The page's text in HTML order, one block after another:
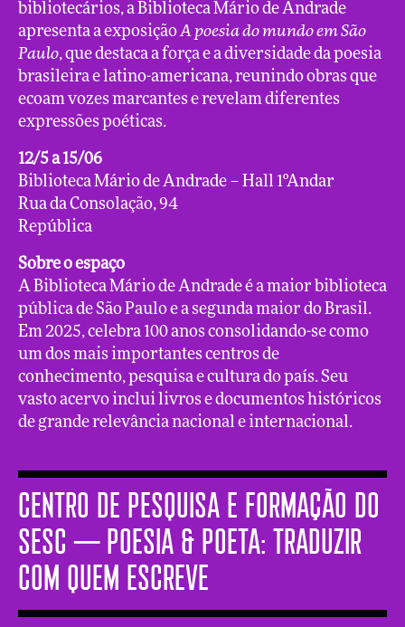
bibliotecários, a Biblioteca Mário de Andrade
apresenta a exposiçãoA poesia do mundo em São
Paulo, que destaca a força e a diversidade da poesia
brasileira e latino-americana, reunindo obras que
ecoam vozes marcantes e revelam diferentes
expressões poéticas.
12/5 a 15/06
Biblioteca Mário de Andrade – Hall 1ºAndar
Rua da Consolação, 94
República
Sobre o espaço
A Biblioteca Mário de Andrade é a maior biblioteca
pública de São Paulo e a segunda maior do Brasil.
Em 2025, celebra 100 anos consolidando-se como
um dos mais importantes centros de
conhecimento, pesquisa e cultura do país. Seu
vasto acervo inclui livros e documentos históricos
de grande relevância nacional e internacional.
CENTRO DE PESQUISA E FORMAÇÃO DO
SESC ─ Poesia & poeta: traduzir
com quem escreve